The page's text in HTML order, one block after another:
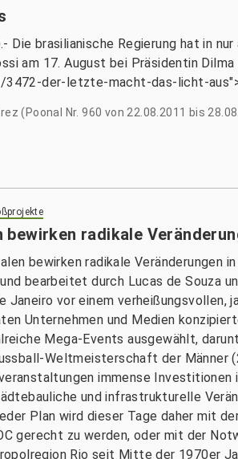
Die brasilianische Regierung hat in
am 17. August bei Präsidentin
der-letzte-macht-das-licht-
(Poonal Nr. 960 von 22.08.2011 bis
radikale
bewirken radikale Veränderungen
bearbeitet durch Lucas de Souza
vor einem verheißungsvollen,
Unternehmen und Medien
Mega-Events ausgewählt,
Weltmeisterschaft der Männer
immense
und infrastrukturelle
Plan wird dieser Tage daher mit
gerecht zu werden, oder mit der
Rio seit Mitte der 1970er